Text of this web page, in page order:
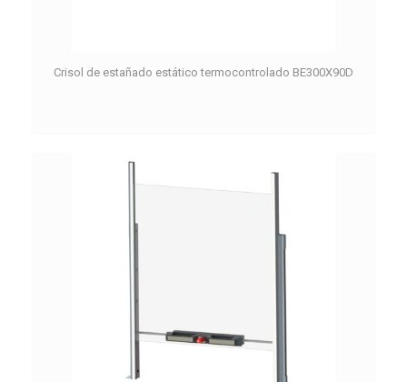
Crisol de estañado estático termocontrolado BE300X90D